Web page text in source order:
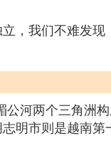
，我们不难发现
河两个三角洲
明市则是越南第